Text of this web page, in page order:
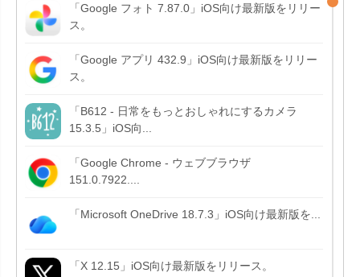
「Google フォト 7.87.0」iOS向け最新版をリリー
ス。
「Google アプリ 432.9」iOS向け最新版をリリー
ス。
「B612 - 日常をもっとおしゃれにするカメラ
15.3.5」iOS向...
「Google Chrome - ウェブブラウザ
151.0.7922....
「Microsoft OneDrive 18.7.3」iOS向け最新版を...
「X 12.15」iOS向け最新版をリリース。